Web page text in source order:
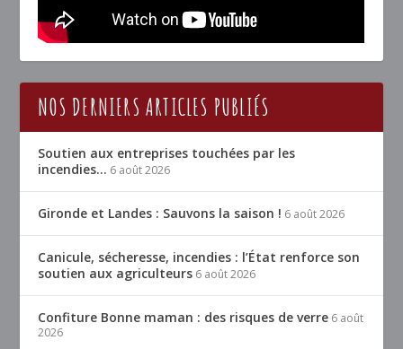
NOS DERNIERS ARTICLES PUBLIÉS
Soutien aux entreprises touchées par les
incendies… 6 août 2026
Gironde et Landes : Sauvons la saison ! 6 août 2026
Canicule, sécheresse, incendies : l’État renforce son
soutien aux agriculteurs 6 août 2026
Confiture Bonne maman : des risques de verre 6 août
2026